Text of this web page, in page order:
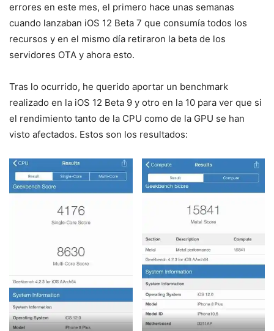
errores en este mes, el primero hace unas semanas
cuando lanzaban iOS 12 Beta 7 que consumía todos los
recursos y en el mismo día retiraron la beta de los
servidores OTA y ahora esto.
Tras lo ocurrido, he querido aportar un benchmark
realizado en la iOS 12 Beta 9 y otro en la 10 para ver que si
el rendimiento tanto de la CPU como de la GPU se han
visto afectados. Estos son los resultados: